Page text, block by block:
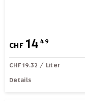
CHF 14 49
CHF 19.32 / Liter
Details